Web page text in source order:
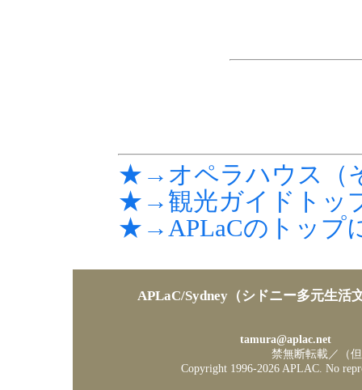
★→オペラハウス（
★→観光ガイドトッ
★→APLaCのトップ
APLaC/Sydney（シドニー多元生活
tamura@aplac.net
禁無断転載／（
Copyright 1996-2026 APLAC. No